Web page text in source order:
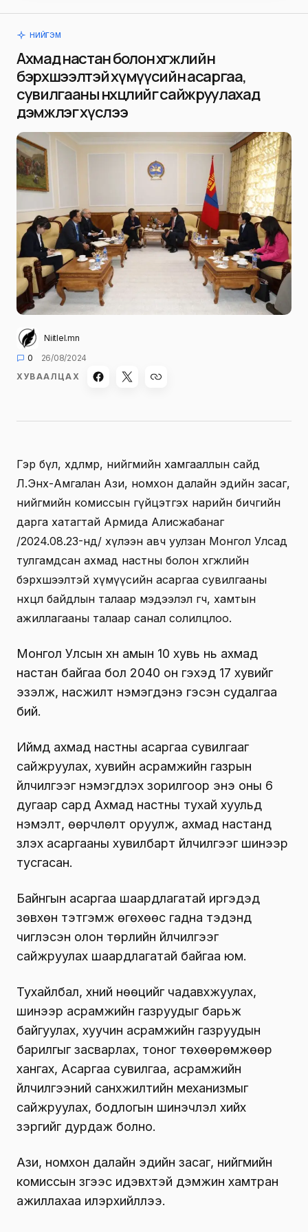
НИЙГЭМ
Ахмад настан болон хөгжлийн
бэрхшээлтэй хүмүүсийн асаргаа,
сувилгааны нөхцөлийг сайжруулахад
дэмжлэг хүслээ
Niitlel.mn
0
26/08/2024
ХУВААЛЦАХ
Гэр бүл, хөдөлмөр, нийгмийн хамгааллын сайд
Л.Энх-Амгалан Ази, номхон далайн эдийн засаг,
нийгмийн комиссын гүйцэтгэх нарийн бичгийн
дарга хатагтай Армида Алисжабанаг
/2024.08.23-нд/ хүлээн авч уулзан Монгол Улсад
тулгамдсан ахмад настны болон хөгжлийн
бэрхшээлтэй хүмүүсийн асаргаа сувилгааны
нөхцөл байдлын талаар мэдээлэл өгч, хамтын
ажиллагааны талаар санал солилцлоо.
Монгол Улсын хүн амын 10 хувь нь ахмад
настан байгаа бол 2040 он гэхэд 17 хувийг
эзэлж, насжилт нэмэгдэнэ гэсэн судалгаа
бий.
Иймд ахмад настны асаргаа сувилгааг
сайжруулах, хувийн асрамжийн газрын
үйлчилгээг нэмэгдүүлэх зорилгоор энэ оны 6
дугаар сард Ахмад настны тухай хуульд
нэмэлт, өөрчлөлт оруулж, ахмад настанд
үзүүлэх асаргааны хувилбарт үйлчилгээг шинээр
тусгасан.
Байнгын асаргаа шаардлагатай иргэдэд
зөвхөн тэтгэмж өгөхөөс гадна тэдэнд
чиглэсэн олон төрлийн үйлчилгээг
сайжруулах шаардлагатай байгаа юм.
Тухайлбал, хүний нөөцийг чадавхжуулах,
шинээр асрамжийн газруудыг барьж
байгуулах, хуучин асрамжийн газруудын
барилгыг засварлах, тоног төхөөрөмжөөр
хангах, Асаргаа сувилгаа, асрамжийн
үйлчилгээний санхүүжилтийн механизмыг
сайжруулах, бодлогын шинэчлэл хийх
зэргийг дурдаж болно.
Ази, номхон далайн эдийн засаг, нийгмийн
комиссын зүгээс идэвхтэй дэмжин хамтран
ажиллахаа илэрхийллээ.